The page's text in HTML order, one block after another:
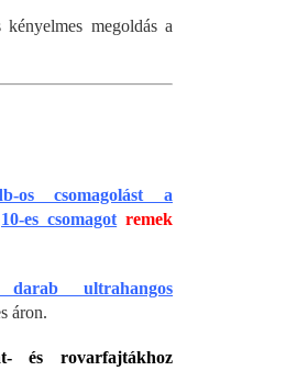
megoldás a
os csomagolást a
10-es csomagot remek
ultrahangos
áron.
és rovarfajtákhoz